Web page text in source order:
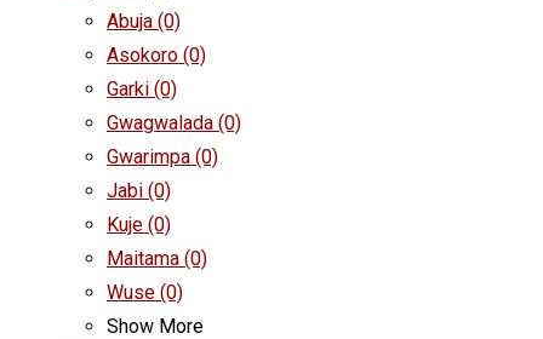
Abuja (0)
Asokoro (0)
Garki (0)
Gwagwalada (0)
Gwarimpa (0)
Jabi (0)
Kuje (0)
Maitama (0)
Wuse (0)
Show More